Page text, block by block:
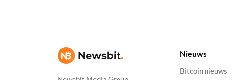
Nieuws
Bitcoin nieuws